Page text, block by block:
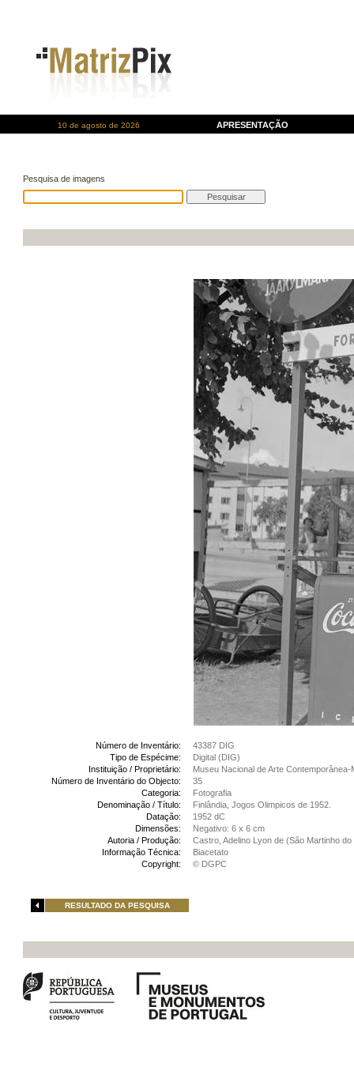
10 de agosto de 2026 APRESENTAÇÃO
Pesquisa de imagens
Número de Inventário:
43387 DIG
Tipo de Espécime:
Digital (DIG)
Instituição / Proprietário:
Museu Nacional de Arte Contemporânea-
Número de Inventário do Objecto:
35
Categoria:
Fotografia
Denominação / Título:
Finlândia, Jogos Olimpicos de 1952.
Datação:
1952 dC
Dimensões:
Negativo: 6 x 6 cm
Autoria / Produção:
Castro, Adelino Lyon de (São Martinho
Informação Técnica:
Biacetato
Copyright:
© DGPC
RESULTADO DA PESQUISA